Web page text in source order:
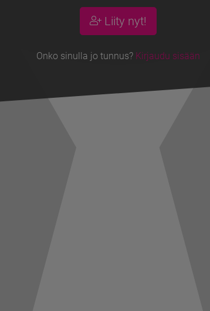
Liity nyt!
Onko sinulla jo tunnus? Kirjaudu sisään